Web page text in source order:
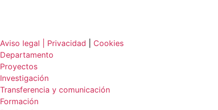
Aviso legal | Privacidad
Cookies
Departamento
Proyectos
Investigación
Transferencia y comunicación
Formación